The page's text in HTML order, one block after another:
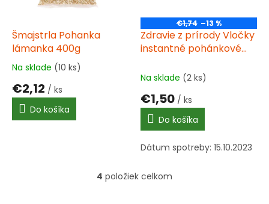
Šmajstrla Pohanka
lámanka 400g
Priemerné
produktu
5,0
Na sklade (10 ks)
€2,12 / ks
Do košíka
€1,74 –13 %
Zdravie z prírody Vločky
instantné pohánkové
Na sklade (2 ks)
€1,50 / ks
Do košíka
Dátum spotreby: 15.10.2023
O
4 položiek celkom